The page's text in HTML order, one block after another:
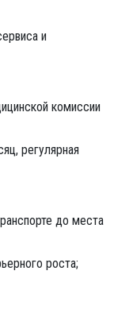
и
комиссии
регулярная
до места
роста;